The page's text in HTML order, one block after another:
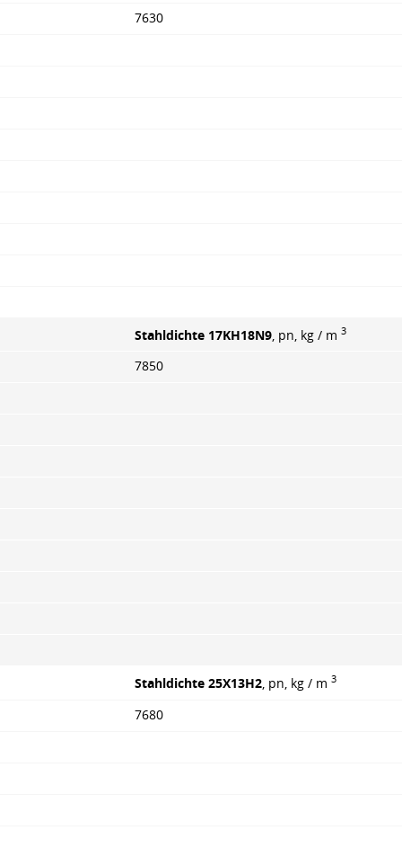
7630
Stahldichte 17KH18N9 , pn, kg / m 3
7850
Stahldichte 25Х13Н2 , pn, kg / m 3
7680